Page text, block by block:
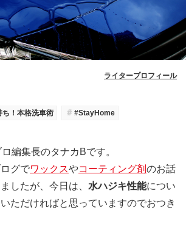
ライタープロフィール
ち！本格洗車術 ＃ #StayHome
編集長のタナカBです。
グでワックスやコーティング剤のお話
したが、今日は、 水ハジキ性能につい
ただければと思っていますのでおつき